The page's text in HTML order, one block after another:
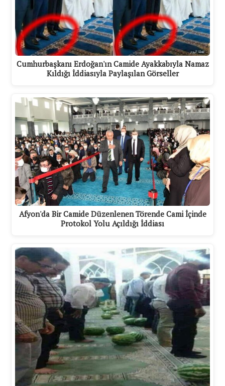
Cumhurbaşkanı Erdoğan'ın Camide Ayakkabıyla Namaz
Kıldığı İddiasıyla Paylaşılan Görseller
Afyon'da Bir Camide Düzenlenen Törende Cami İçinde
Protokol Yolu Açıldığı İddiası